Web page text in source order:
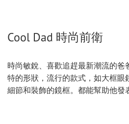
Cool Dad 時尚前衛
時尚敏銳、喜歡追趕最新潮流的爸
特的形狀，流行的款式，如大框眼
細節和裝飾的鏡框。都能幫助他發